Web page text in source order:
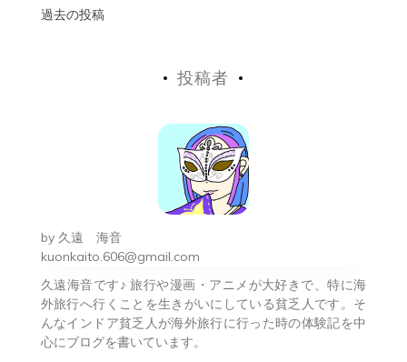
投
シ
ョ
ン
過去の投稿
投稿者
by 久遠 海音
kuonkaito.606@gmail.com
久遠海音です♪ 旅行や漫画・アニメが大好きで、特に海
外旅行へ行くことを生きがいにしている貧乏人です。そ
んなインドア貧乏人が海外旅行に行った時の体験記を中
心にブログを書いています。